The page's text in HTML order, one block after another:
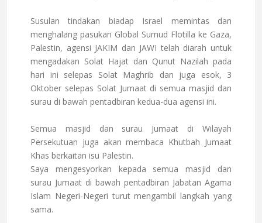
Susulan tindakan biadap Israel memintas dan
menghalang pasukan Global Sumud Flotilla ke Gaza,
Palestin, agensi JAKIM dan JAWI telah diarah untuk
mengadakan Solat Hajat dan Qunut Nazilah pada
hari ini selepas Solat Maghrib dan juga esok, 3
Oktober selepas Solat Jumaat di semua masjid dan
surau di bawah pentadbiran kedua-dua agensi ini.
Semua masjid dan surau Jumaat di Wilayah
Persekutuan juga akan membaca Khutbah Jumaat
Khas berkaitan isu Palestin.
Saya mengesyorkan kepada semua masjid dan
surau Jumaat di bawah pentadbiran Jabatan Agama
Islam Negeri-Negeri turut mengambil langkah yang
sama.